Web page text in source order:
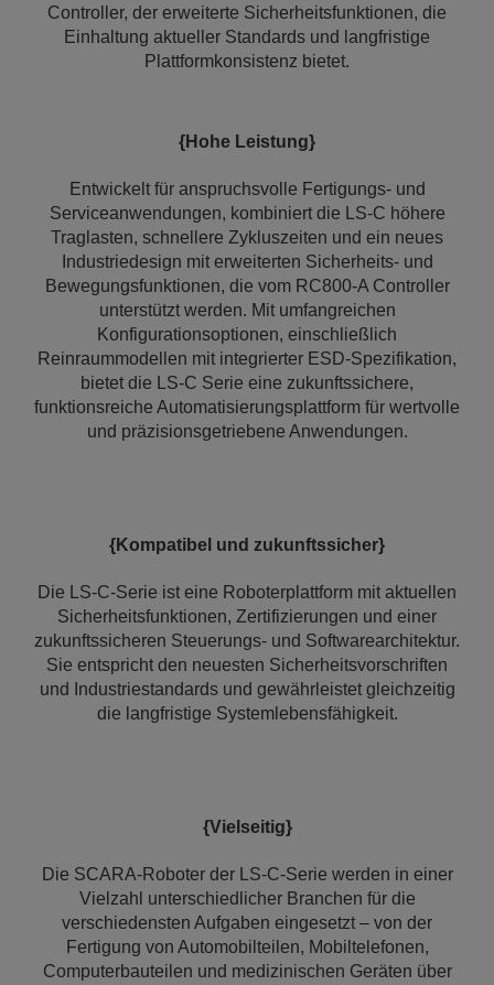
Controller, der erweiterte Sicherheitsfunktionen, die
Einhaltung aktueller Standards und langfristige
Plattformkonsistenz bietet.
{Hohe Leistung}
Entwickelt für anspruchsvolle Fertigungs- und
Serviceanwendungen, kombiniert die LS‑C höhere
Traglasten, schnellere Zykluszeiten und ein neues
Industriedesign mit erweiterten Sicherheits- und
Bewegungsfunktionen, die vom RC800‑A Controller
unterstützt werden. Mit umfangreichen
Konfigurationsoptionen, einschließlich
Reinraummodellen mit integrierter ESD-Spezifikation,
bietet die LS‑C Serie eine zukunftssichere,
funktionsreiche Automatisierungsplattform für wertvolle
und präzisionsgetriebene Anwendungen.
{Kompatibel und zukunftssicher}
Die LS-C-Serie ist eine Roboterplattform mit aktuellen
Sicherheitsfunktionen, Zertifizierungen und einer
zukunftssicheren Steuerungs- und Softwarearchitektur.
Sie entspricht den neuesten Sicherheitsvorschriften
und Industriestandards und gewährleistet gleichzeitig
die langfristige Systemlebensfähigkeit.
{Vielseitig}
Die SCARA-Roboter der LS-C-Serie werden in einer
Vielzahl unterschiedlicher Branchen für die
verschiedensten Aufgaben eingesetzt – von der
Fertigung von Automobilteilen, Mobiltelefonen,
Computerbauteilen und medizinischen Geräten über